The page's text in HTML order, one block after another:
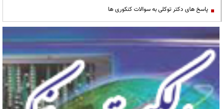
پاسخ های دکتر توکلی به سوالات کنکوری ها